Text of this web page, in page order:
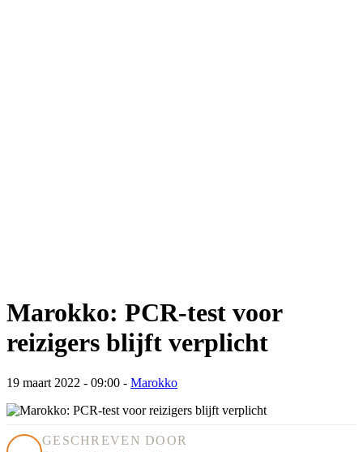
Marokko: PCR-test voor
reizigers blijft verplicht
19 maart 2022 - 09:00 - Marokko
GESCHREVEN DOOR